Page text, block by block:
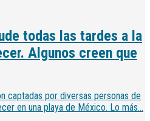
todas las tardes a la
Algunos creen que
captadas por diversas personas de
en una playa de México. Lo más...